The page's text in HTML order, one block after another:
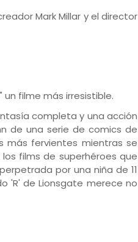
Mark Millar y el director
filme más irresistible.
completa y una acción
de una serie de comics de
fervientes mientras se
films de superhéroes que
por una niña de 11
'R' de Lionsgate merece no